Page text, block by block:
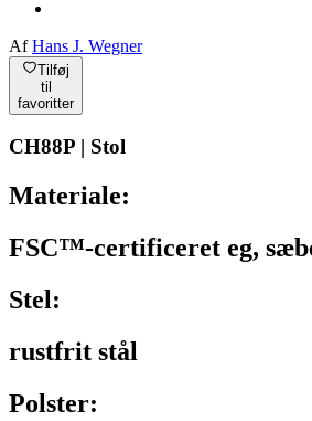
AfHans J. Wegner
Tilføj
til
favoritter
CH88P | Stol
Materiale:
FSC™-certificeret eg,
Stel:
rustfrit stål
Polster: